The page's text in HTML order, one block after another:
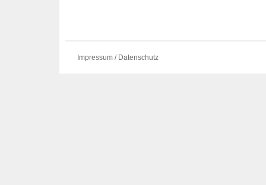
Impressum / Datenschutz